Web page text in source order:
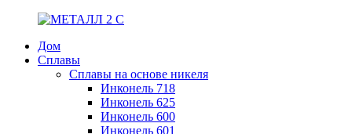
Дом
Сплавы
Сплавы на основе никеля
Инконель 718
Инконель 625
Инконель 600
Инконель 601